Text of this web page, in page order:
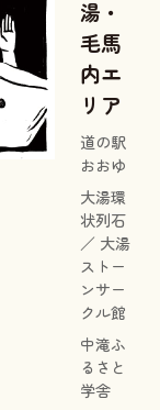
湯・
毛馬
内エ
リア
道の駅
おおゆ
大湯環
状列石
／ 大湯
ストー
ンサー
クル館
中滝ふ
るさと
学舎